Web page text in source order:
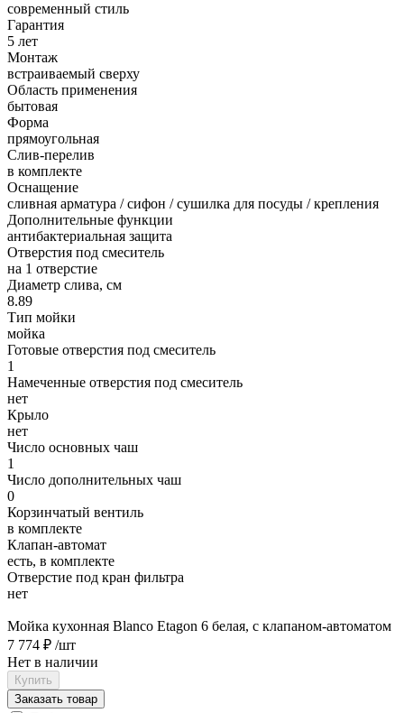
современный стиль
Гарантия
5 лет
Монтаж
встраиваемый сверху
Область применения
бытовая
Форма
прямоугольная
Слив-перелив
в комплекте
Оснащение
сливная арматура / сифон / сушилка для посуды / крепления
Дополнительные функции
антибактериальная защита
Отверстия под смеситель
на 1 отверстие
Диаметр слива, см
8.89
Тип мойки
мойка
Готовые отверстия под смеситель
1
Намеченные отверстия под смеситель
нет
Крыло
нет
Число основных чаш
1
Число дополнительных чаш
0
Корзинчатый вентиль
в комплекте
Клапан-автомат
есть, в комплекте
Отверстие под кран фильтра
нет
Мойка кухонная Blanco Etagon 6 белая, с клапаном-автоматом
7 774 ₽ /шт
Нет в наличии
Купить
Заказать товар